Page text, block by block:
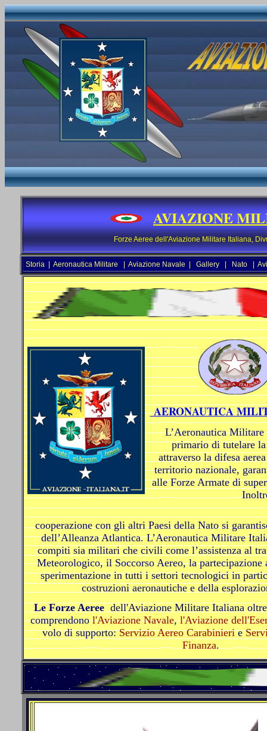
AVIAZIONE
Forze Aeree dell'Aviazione Militare Italiana,
Storia Aeronautica Militare Aviazione Navale Gallery Nato
AERONAUTICA
L’Aeronautica
primario di tutelare
attraverso la difesa
territorio nazionale,
alle Forze Armate di
cooperazione con gli altri Paesi della Nato si
dell’Alleanza Atlantica. L’Aeronautica Militare
compiti sia militari che civili come l’assistenza al
Meteorologico, il Soccorso Aereo, la
sperimentazione in tutti i settori tecnologici in
costruzioni aeronautiche e della
Le Forze Aeree dell'Aviazione Militare Italiana
comprendonol'Aviazione Navale,l'Aviazione
volo di supporto:Servizio Aereo Carabinierie
Finanza.